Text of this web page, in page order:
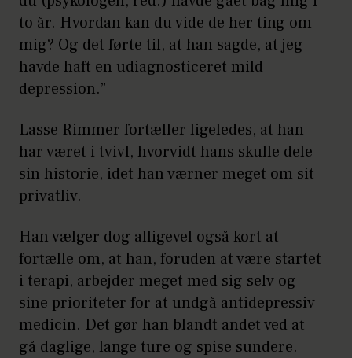
to år. Hvordan kan du vide de her ting om
mig? Og det førte til, at han sagde, at jeg
havde haft en udiagnosticeret mild
depression.”
Lasse Rimmer fortæller ligeledes, at han
har været i tvivl, hvorvidt hans skulle dele
sin historie, idet han værner meget om sit
privatliv.
Han vælger dog alligevel også kort at
fortælle om, at han, foruden at være startet
i terapi, arbejder meget med sig selv og
sine prioriteter for at undgå antidepressiv
medicin. Det gør han blandt andet ved at
gå daglige, lange ture og spise sundere.